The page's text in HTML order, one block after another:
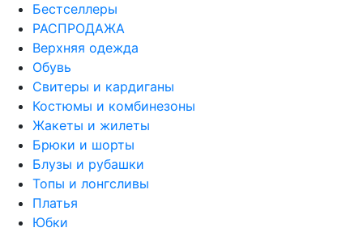
Бестселлеры
РАСПРОДАЖА
Верхняя одежда
Обувь
Свитеры и кардиганы
Костюмы и комбинезоны
Жакеты и жилеты
Брюки и шорты
Блузы и рубашки
Топы и лонгсливы
Платья
Юбки